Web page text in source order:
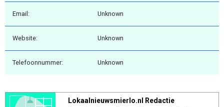
Email: Unknown
Website: Unknown
Telefoonnummer: Unknown
Lokaalnieuwsmierlo.nl Redactie